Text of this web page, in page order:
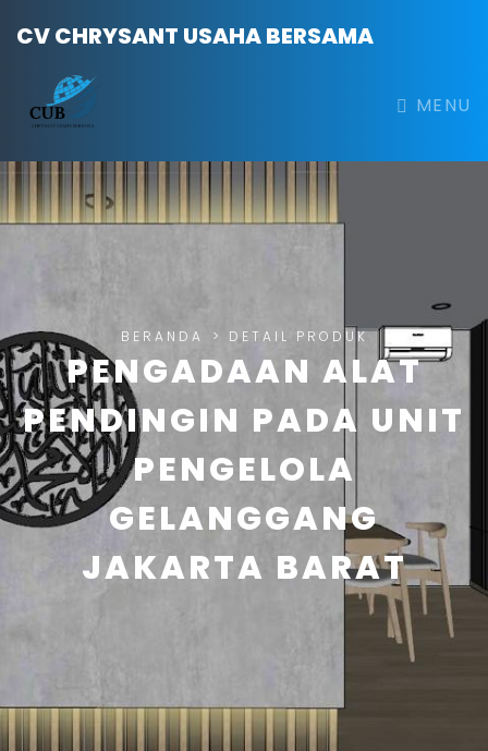
CV CHRYSANT USAHA BERSAMA
MENU
BERANDA > DETAIL PRODUK
PENGADAAN ALAT
PENDINGIN PADA UNIT
PENGELOLA
GELANGGANG
JAKARTA BARAT